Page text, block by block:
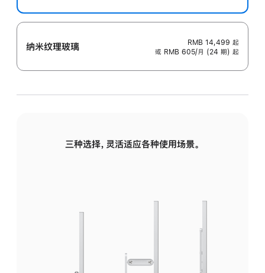
纳米纹理玻璃 RMB 14,499 起
或 RMB 605/月 (24 期) 起
三种选择，灵活适应各种使用场景。